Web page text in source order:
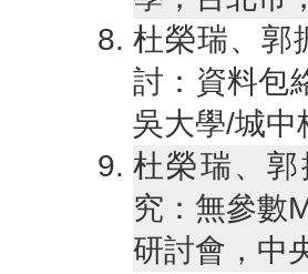
杜榮瑞、郭
討：資料包
吳大學/城中
杜榮瑞、
究：無參數
研討會，中